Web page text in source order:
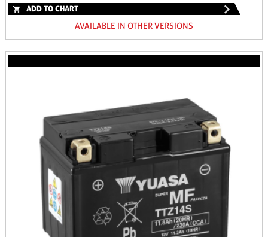
ADD TO CHART
AVAILABLE IN OTHER VERSIONS